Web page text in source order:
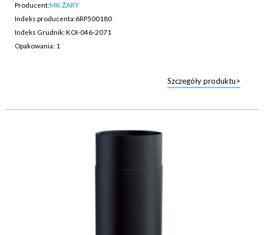
Producent:MK ŻARY
Indeks producenta:6RP500180
Indeks Grudnik: KOI-046-2071
Opakowania: 1
Szczegóły produktu>